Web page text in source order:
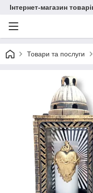
Інтернет-магазин
Товари та послуги